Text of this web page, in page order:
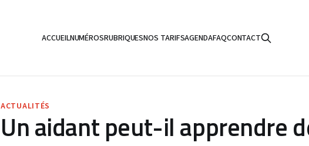
ACCUEILNUMÉROSRUBRIQUESNOS TARIFSAGENDAFAQCONTACT
ACTUALITÉS
Un aidant peut-il apprendre